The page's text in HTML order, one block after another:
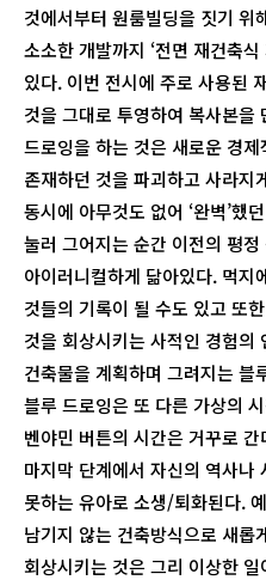
것에서부터 원룸빌딩을 짓기 위
소소한 개발까지 ‘전면 재건축
있다. 이번 전시에 주로 사용된
것을 그대로 투영하여 복사본을
드로잉을 하는 것은 새로운 경
존재하던 것을 파괴하고 사라지
동시에 아무것도 없어 ‘완벽’했
눌러 그어지는 순간 이전의 평
아이러니컬하게 닮아있다. 먹지
것들의 기록이 될 수도 있고 또
것을 회상시키는 사적인 경험의
건축물을 계획하며 그려지는 블
블루 드로잉은 또 다른 가상의
벤야민 버튼의 시간은 거꾸로
마지막 단계에서 자신의 역사나
못하는 유아로 소생/퇴화된다.
남기지 않는 건축방식으로 새롭
회상시키는 것은 그리 이상한